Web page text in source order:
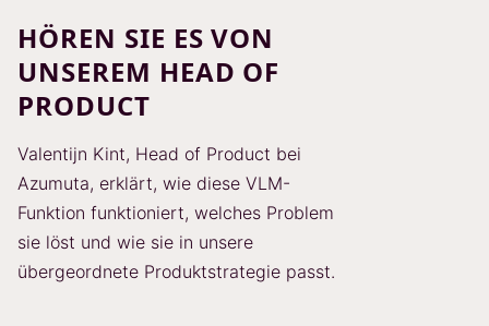
HÖREN SIE ES VON
UNSEREM HEAD OF
PRODUCT
Valentijn Kint, Head of Product bei
Azumuta, erklärt, wie diese VLM-
Funktion funktioniert, welches Problem
sie löst und wie sie in unsere
übergeordnete Produktstrategie passt.